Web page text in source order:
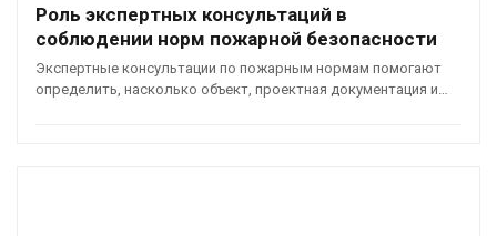
Роль экспертных консультаций в
соблюдении норм пожарной безопасности
Экспертные консультации по пожарным нормам помогают
определить, насколько объект, проектная документация и…